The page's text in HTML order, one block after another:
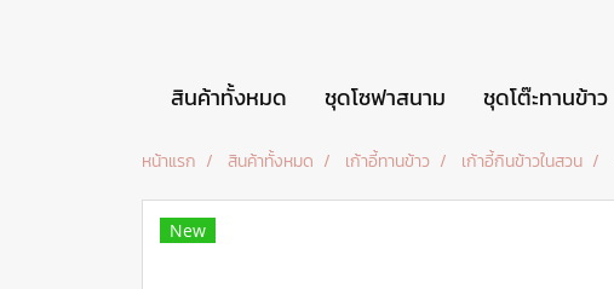
สินค้าทั้งหมด ชุดโซฟาสนาม ชุดโต๊ะทานข้าว
หน้าแรก สินค้าทั้งหมด เก้าอี้ทานข้าว เก้าอี้กินข้าวในสวน
New